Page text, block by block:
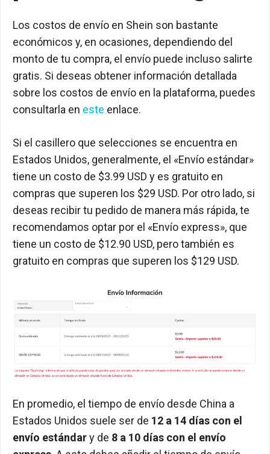
Los costos de envío en Shein son bastante
económicos y, en ocasiones, dependiendo del
monto de tu compra, el envío puede incluso salirte
gratis. Si deseas obtener información detallada
sobre los costos de envío en la plataforma, puedes
consultarla en este enlace.
Si el casillero que selecciones se encuentra en
Estados Unidos, generalmente, el «Envío estándar»
tiene un costo de $3.99 USD y es gratuito en
compras que superen los $29 USD. Por otro lado, si
deseas recibir tu pedido de manera más rápida, te
recomendamos optar por el «Envío express», que
tiene un costo de $12.90 USD, pero también es
gratuito en compras que superen los $129 USD.
En promedio, el tiempo de envío desde China a
Estados Unidos suele ser de 12 a 14 días con el
envío estándary de 8 a 10 días con el envío